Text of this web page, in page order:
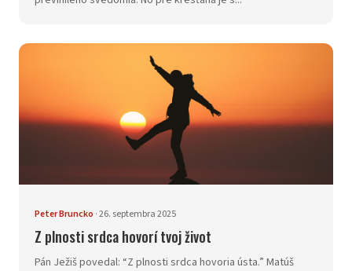
Peter Bruncko ·26. septembra 2025
Z plnosti srdca hovorí tvoj život
Pán Ježiš povedal: “Z plnosti srdca hovoria ústa.” Matúš